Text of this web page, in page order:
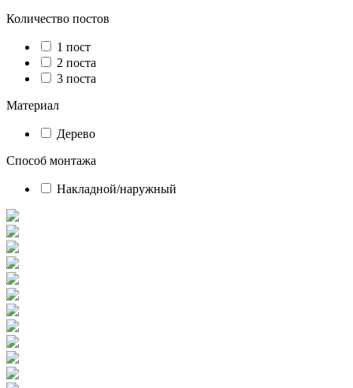
Количество постов
1 пост
2 поста
3 поста
Материал
Дерево
Способ монтажа
Накладной/наружный